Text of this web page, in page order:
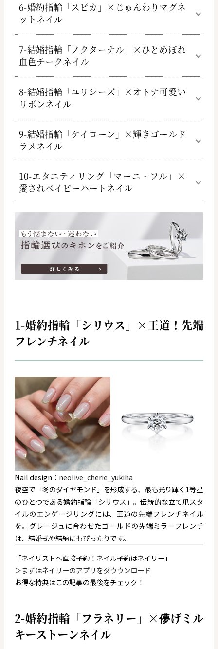
6-婚約指輪「スピカ」×じゅんわりマグネ
ットネイル
7-結婚指輪「ノクターナル」×ひとめぼれ
血色チークネイル
8-結婚指輪「ユリシーズ」×オトナ可愛い
リボンネイル
9-結婚指輪「ケイローン」×輝きゴールド
ラメネイル
10-エタニティリング「マーニ・フル」×
愛されベイビーハートネイル
1-婚約指輪「シリウス」×王道！先端
フレンチネイル
Nail design： neolive_cherie_yukiha
夜空で「冬のダイヤモンド」を形成する、最も光り輝く1等星
のひとつである婚約指輪 「シリウス」。伝統的な立て爪スタ
イルのエンゲージリングには、王道の先端フレンチネイル
を。 グレージュに合わせたゴールドの先端ミラーフレンチ
は、結婚式や結納にもぴったりです。
「ネイリストへ直接予約！ネイル予約はネイリー」
＞まずはネイリーのアプリをダウウンロード
お得な特典はこの記事の最後をチェック！
2-婚約指輪「フラネリー」×儚げミル
キーストーンネイル